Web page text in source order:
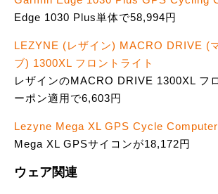
Edge 1030 Plus単体で58,994円
LEZYNE (レザイン) MACRO DRIVE (
ブ) 1300XL フロントライト
レザインのMACRO DRIVE 1300XL フ
ーポン適用で6,603円
Lezyne Mega XL GPS Cycle Computer
Mega XL GPSサイコンが18,172円
ウェア関連